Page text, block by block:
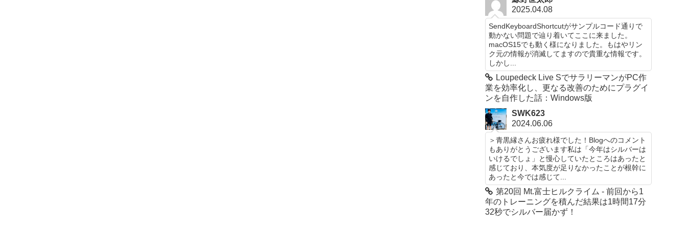
2025.04.08
SendKeyboardShortcutがサンプルコード通りで
動かない問題で辿り着いてここに来ました。
macOS15でも動く様になりました。もはやリン
ク元の情報が消滅してますので貴重な情報です。
しかし...
Loupedeck Live SでサラリーマンがPC作
業を効率化し、更なる改善のためにプラグイ
ンを自作した話：Windows版
SWK623
2024.06.06
＞青黒縁さんお疲れ様でした！Blogへのコメント
もありがとうございます私は「今年はシルバーは
いけるでしょ」と慢心していたところはあったと
感じており、本気度が足りなかったことが根幹に
あったと今では感じて...
第20回 Mt.富士ヒルクライム - 前回から1
年のトレーニングを積んだ結果は1時間17分
32秒でシルバー届かず！